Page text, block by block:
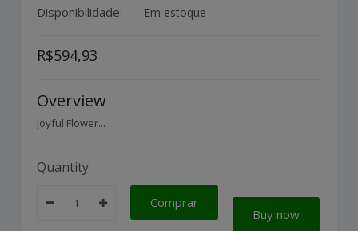
Disponibilidade: Em estoque
R$594,93
Overview
Joyful Flower...
Quantity
Comprar
Buy now